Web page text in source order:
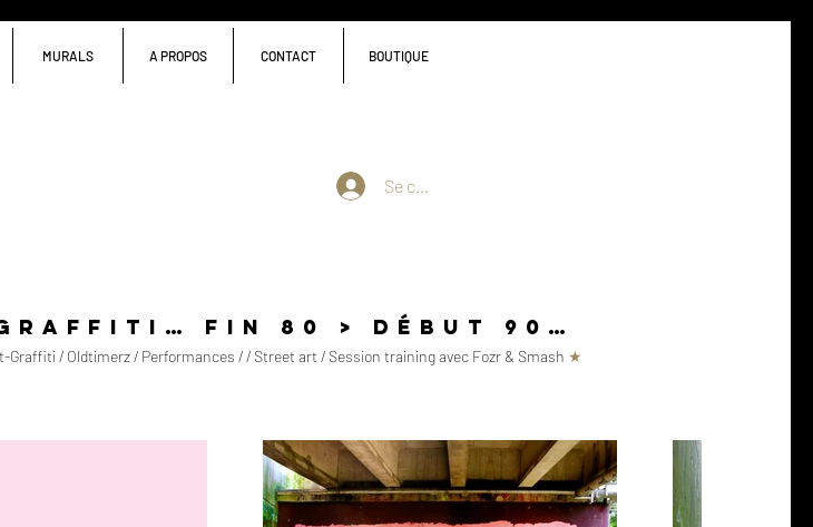
MURALS A PROPOS CONTACT BOUTIQUE
Se connecter
fin 80 > début 90…
Graffiti / Oldtimerz / Performances / / Street art / Session training avec Fozr & Smash ★